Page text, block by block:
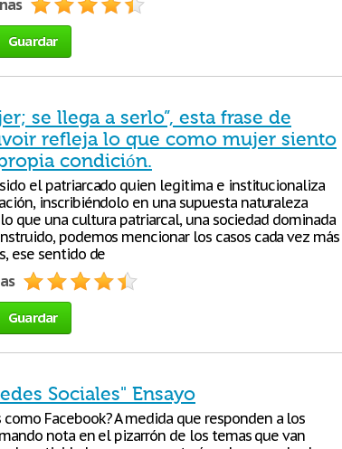
Guardar
se llega a serlo”, esta frase de
refleja lo que como mujer siento
condición.
el patriarcado quien legitima e institucionaliza
inscribiéndolo en una supuesta naturaleza
que una cultura patriarcal, una sociedad dominada
podemos mencionar los casos cada vez más
ese sentido de
Guardar
Sociales" Ensayo
Facebook? A medida que responden a los
nota en el pizarrón de los temas que van